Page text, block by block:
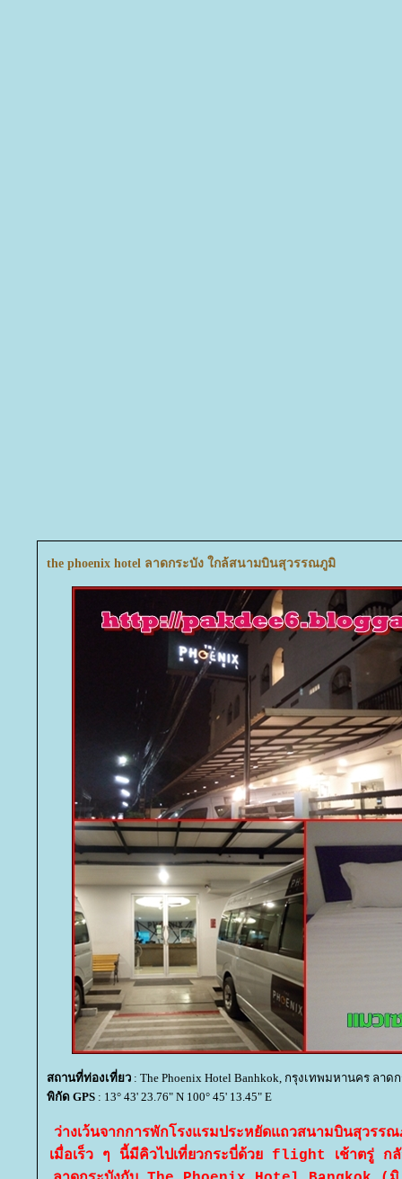
the phoenix hotel ลาดกระบัง ใกล้สนามบินสุวรรณภูมิ
สถานที่ท่องเที่ยว : The Phoenix Hotel Banhkok, กรุงเทพมหานคร ลาด
พิกัด GPS : 13° 43' 23.76" N 100° 45' 13.45" E
ว่างเว้นจากการพักโรงแรมประหยัดแถวสนามบินสุวร
เมื่อเร็ว ๆ นี้มีคิวไปเที่ยวกระบี่ด้วย flight เช้าตรู่ กลั